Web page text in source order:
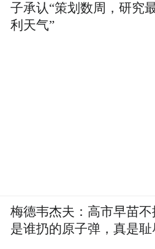
子承认“策划数周，研究
利天气”
梅德韦杰夫：高市早苗不
是谁扔的原子弹，真是耻